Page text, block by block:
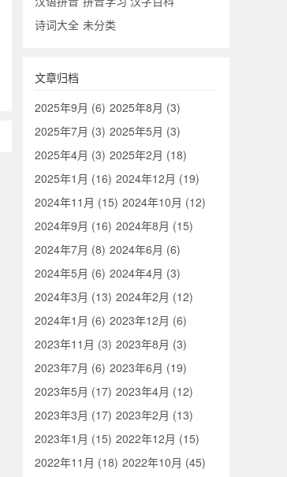
诗词大全 未分类
文章归档
2025年9月 (6) 2025年8月 (3)
2025年7月 (3) 2025年5月 (3)
2025年4月 (3) 2025年2月 (18)
2025年1月 (16) 2024年12月 (19)
2024年11月 (15) 2024年10月 (12)
2024年9月 (16) 2024年8月 (15)
2024年7月 (8) 2024年6月 (6)
2024年5月 (6) 2024年4月 (3)
2024年3月 (13) 2024年2月 (12)
2024年1月 (6) 2023年12月 (6)
2023年11月 (3) 2023年8月 (3)
2023年7月 (6) 2023年6月 (19)
2023年5月 (17) 2023年4月 (12)
2023年3月 (17) 2023年2月 (13)
2023年1月 (15) 2022年12月 (15)
2022年11月 (18) 2022年10月 (45)